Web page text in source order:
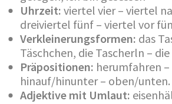
Uhrzeit: viertel vier – viertel
dreiviertel fünf – viertel vor
Verkleinerungsformen: das
Täschchen, die Tascherln –
Präpositionen: herumfahren
hinauf/hinunter – oben/unten.
Adjektive mit Umlaut: